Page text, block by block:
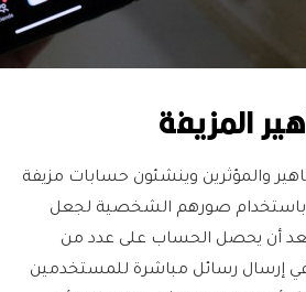
المزيفة
والمؤثرين وينشئون حسابات مزيفة
باستخدام صورهم الشخصية لجعل
أن يحصل الحساب على عدد من
في إرسال رسائل مباشرة للمستخدمين